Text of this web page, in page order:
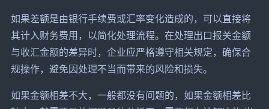
如果差额是由银行手续费或汇率变化造成的，可以直接将
其计入财务费用，以简化处理流程。在处理出口报关金额
与收汇金额的差异时，企业应严格遵守相关规定，确保合
规操作，避免因处理不当而带来的风险和损失。
如果金额相差不大，一般都没有问题的，如果金额相差比